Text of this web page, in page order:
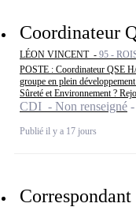
Coordinateur
LÉON VINCENT - 95 -
POSTE : Coordinateur QSE
groupe en plein
Sûreté et Environnement ?
CDI - Non renseigné
Publié il y a 17 jours